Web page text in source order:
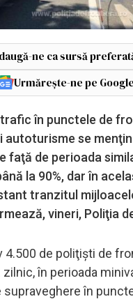
ne ca sursă
Urmărește-ne pe
în punctele de
autoturisme se
faţă de perioada
la 90%, dar în
tranzitul
vineri, Poliţia
4.500 de poliţişti de
în perioada
în